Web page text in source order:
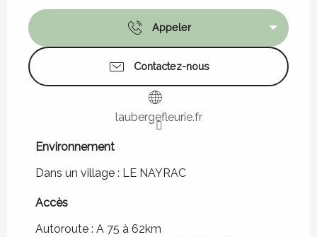
Appeler
Contactez-nous
laubergefleurie.fr
Environnement
Environnement
Dans un village : LE NAYRAC
Accès
Accès
Autoroute : A 75 à 62km